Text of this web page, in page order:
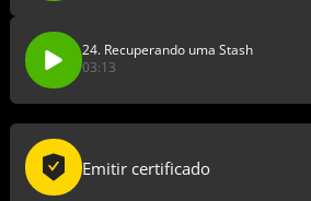
24. Recuperando uma Stash
03:13
Emitir certificado